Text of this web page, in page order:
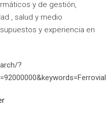
y de gestión,
, salud y medio
y experiencia en
?